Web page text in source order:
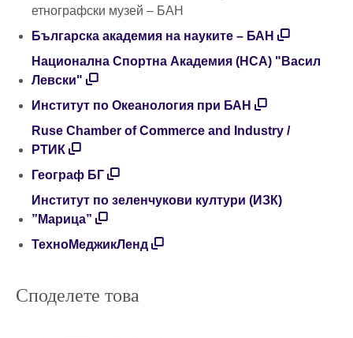
етнографски музей – БАН
Българска академия на науките – БАН
Национална Спортна Академия (НСА) "Васил
Левски"
Институт по Океанология при БАН
Ruse Chamber of Commerce and Industry /
РТИК
Географ БГ
Институт по зеленчукови култури (ИЗК)
”Марица”
ТехноМеджикЛенд
Споделете това